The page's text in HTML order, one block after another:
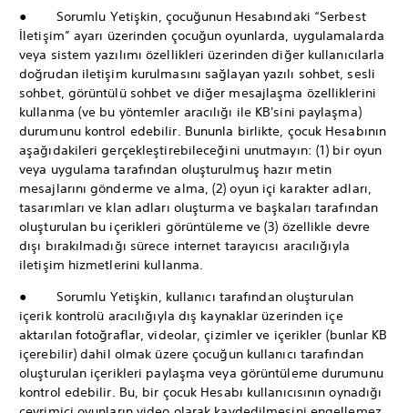
● Sorumlu Yetişkin, çocuğunun Hesabındaki “Serbest
İletişim” ayarı üzerinden çocuğun oyunlarda, uygulamalarda
veya sistem yazılımı özellikleri üzerinden diğer kullanıcılarla
doğrudan iletişim kurulmasını sağlayan yazılı sohbet, sesli
sohbet, görüntülü sohbet ve diğer mesajlaşma özelliklerini
kullanma (ve bu yöntemler aracılığı ile KB'sini paylaşma)
durumunu kontrol edebilir. Bununla birlikte, çocuk Hesabının
aşağıdakileri gerçekleştirebileceğini unutmayın: (1) bir oyun
veya uygulama tarafından oluşturulmuş hazır metin
mesajlarını gönderme ve alma, (2) oyun içi karakter adları,
tasarımları ve klan adları oluşturma ve başkaları tarafından
oluşturulan bu içerikleri görüntüleme ve (3) özellikle devre
dışı bırakılmadığı sürece internet tarayıcısı aracılığıyla
iletişim hizmetlerini kullanma.
● Sorumlu Yetişkin, kullanıcı tarafından oluşturulan
içerik kontrolü aracılığıyla dış kaynaklar üzerinden içe
aktarılan fotoğraflar, videolar, çizimler ve içerikler (bunlar KB
içerebilir) dahil olmak üzere çocuğun kullanıcı tarafından
oluşturulan içerikleri paylaşma veya görüntüleme durumunu
kontrol edebilir. Bu, bir çocuk Hesabı kullanıcısının oynadığı